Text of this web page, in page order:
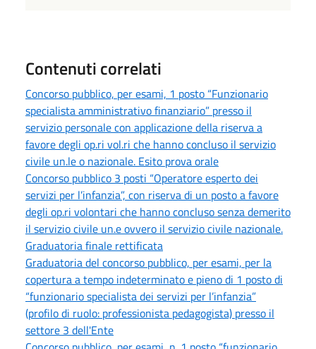
Contenuti correlati
Concorso pubblico, per esami, 1 posto “Funzionario
specialista amministrativo finanziario” presso il
servizio personale con applicazione della riserva a
favore degli op.ri vol.ri che hanno concluso il servizio
civile un.le o nazionale. Esito prova orale
Concorso pubblico 3 posti “Operatore esperto dei
servizi per l’infanzia”, con riserva di un posto a favore
degli op.ri volontari che hanno concluso senza demerito
il servizio civile un.e ovvero il servizio civile nazionale.
Graduatoria finale rettificata
Graduatoria del concorso pubblico, per esami, per la
copertura a tempo indeterminato e pieno di 1 posto di
“funzionario specialista dei servizi per l’infanzia”
(profilo di ruolo: professionista pedagogista) presso il
settore 3 dell'Ente